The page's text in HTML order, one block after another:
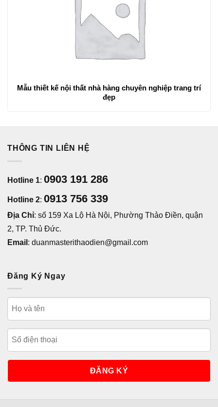
Mẫu thiết kế nội thất nhà hàng chuyên nghiệp trang trí
đẹp
THÔNG TIN LIÊN HỆ
Hotline 1: 0903 191 286
Hotline 2: 0913 756 339
Địa Chỉ: số 159 Xa Lộ Hà Nội, Phường Thảo Điền, quận
2, TP. Thủ Đức.
Email : duanmasterithaodien@gmail.com
Đăng Ký Ngay